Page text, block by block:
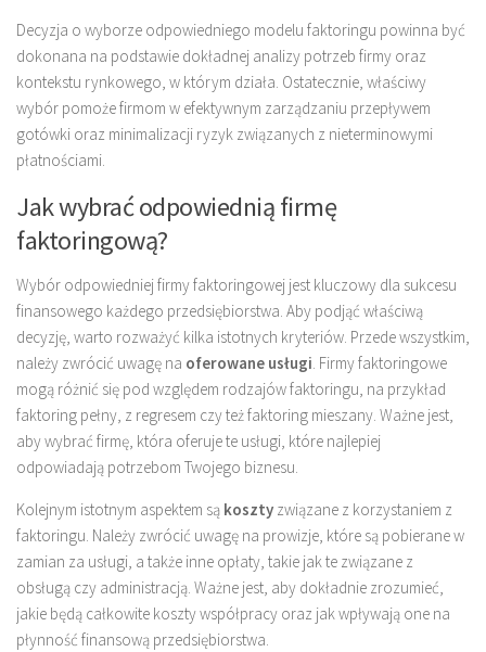
Decyzja o wyborze odpowiedniego modelu faktoringu powinna być
dokonana na podstawie dokładnej analizy potrzeb firmy oraz
kontekstu rynkowego, w którym działa. Ostatecznie, właściwy
wybór pomoże firmom w efektywnym zarządzaniu przepływem
gotówki oraz minimalizacji ryzyk związanych z nieterminowymi
płatnościami.
Jak wybrać odpowiednią firmę
faktoringową?
Wybór odpowiedniej firmy faktoringowej jest kluczowy dla sukcesu
finansowego każdego przedsiębiorstwa. Aby podjąć właściwą
decyzję, warto rozważyć kilka istotnych kryteriów. Przede wszystkim,
należy zwrócić uwagę na oferowane usługi. Firmy faktoringowe
mogą różnić się pod względem rodzajów faktoringu, na przykład
faktoring pełny, z regresem czy też faktoring mieszany. Ważne jest,
aby wybrać firmę, która oferuje te usługi, które najlepiej
odpowiadają potrzebom Twojego biznesu.
Kolejnym istotnym aspektem są koszty związane z korzystaniem z
faktoringu. Należy zwrócić uwagę na prowizje, które są pobierane w
zamian za usługi, a także inne opłaty, takie jak te związane z
obsługą czy administracją. Ważne jest, aby dokładnie zrozumieć,
jakie będą całkowite koszty współpracy oraz jak wpływają one na
płynność finansową przedsiębiorstwa.